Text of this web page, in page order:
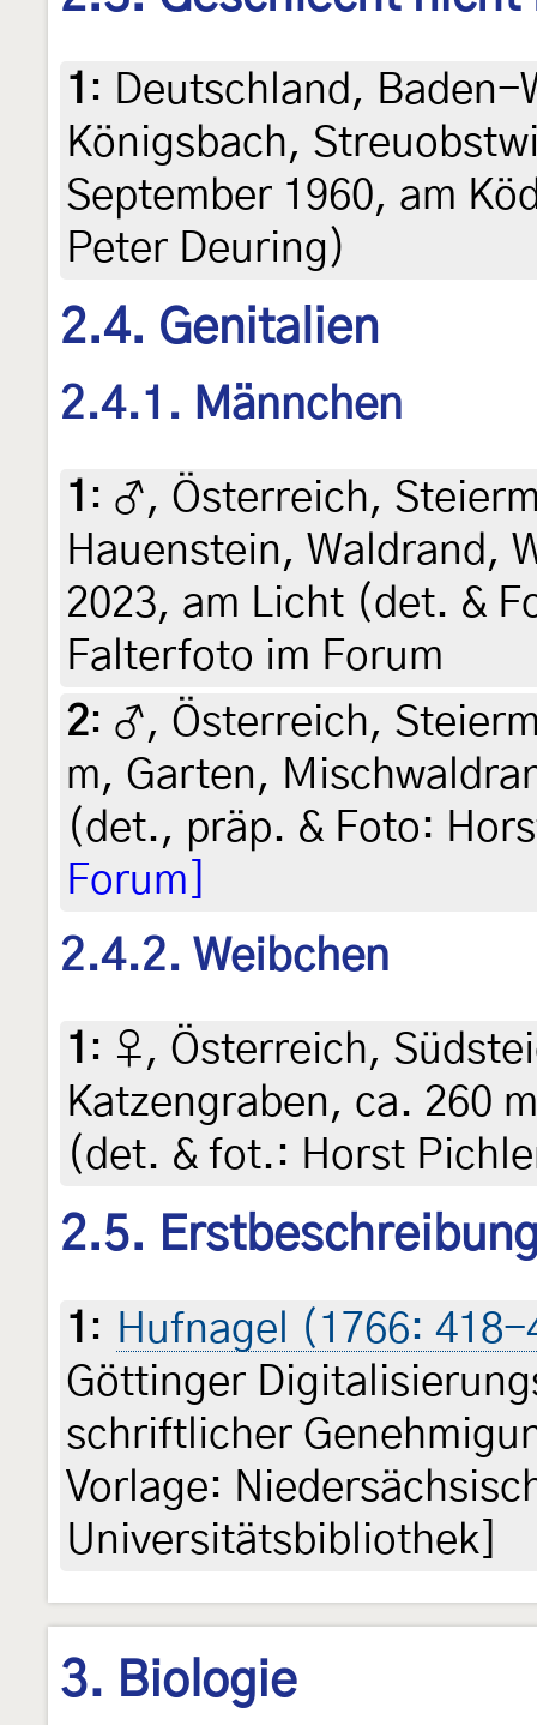
1 : Deutschland, Baden-
Königsbach,
September 1960, am
Peter Deuring)
2.4. Genitalien
2.4.1. Männchen
1 : ♂, Österreich,
Hauenstein, Waldrand,
2023, am Licht (det. &
Falterfoto im Forum
2: ♂, Österreich,
m, Garten,
(det., präp. & Foto:
Forum]
2.4.2. Weibchen
1 : ♀, Österreich,
Katzengraben, ca. 260
(det. & fot.: Horst
2.5.
1 : Hufnagel (1766: 418-
Göttinger
schriftlicher
Vorlage:
Universitätsbibliothek]
3. Biologie